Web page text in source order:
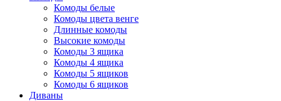
Комоды белые
Комоды цвета венге
Длинные комоды
Высокие комоды
Комоды 3 ящика
Комоды 4 ящика
Комоды 5 ящиков
Комоды 6 ящиков
Диваны